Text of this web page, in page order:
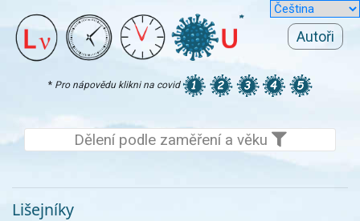
Autoři
* Pro nápovědu klikni na covid
Dělení podle zaměření a věku
Lišejníky